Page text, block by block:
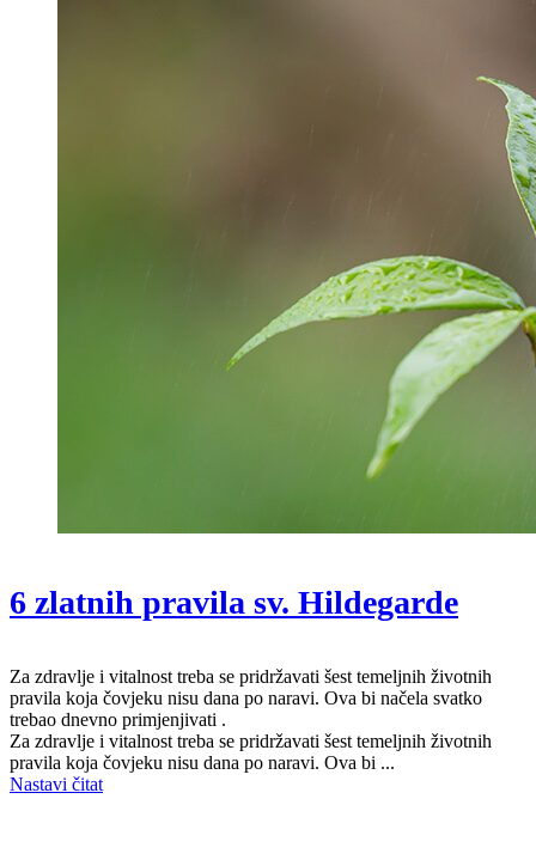
6 zlatnih pravila sv. Hildegarde
Za zdravlje i vitalnost treba se pridržavati šest temeljnih životnih
pravila koja čovjeku nisu dana po naravi. Ova bi načela svatko
trebao dnevno primjenjivati .
Za zdravlje i vitalnost treba se pridržavati šest temeljnih životnih
pravila koja čovjeku nisu dana po naravi. Ova bi ...
Nastavi čitat